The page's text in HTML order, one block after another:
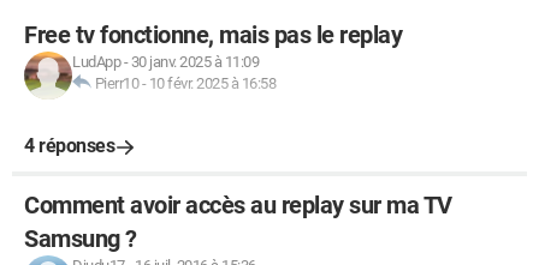
Free tv fonctionne, mais pas le replay
LudApp- 30 janv. 2025 à 11:09
Pierr10- 10 févr. 2025 à 16:58
4 réponses
Comment avoir accès au replay sur ma TV
Samsung ?